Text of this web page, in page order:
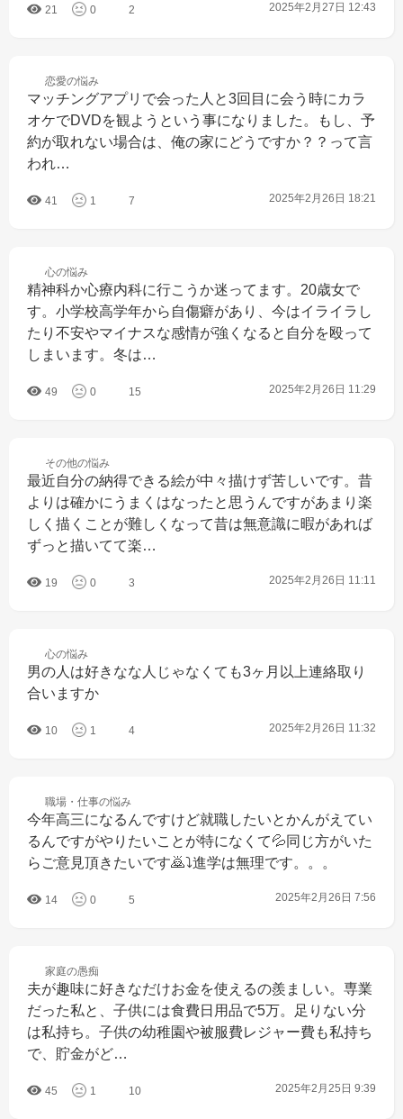
21 0 2 2025年2月27日 12:43
恋愛の悩み
マッチングアプリで会った人と3回目に会う時にカラ
オケでDVDを観ようという事になりました。もし、予
約が取れない場合は、俺の家にどうですか？？って言
われ…
41 1 7 2025年2月26日 18:21
心の悩み
精神科か心療内科に行こうか迷ってます。20歳女で
す。小学校高学年から自傷癖があり、今はイライラし
たり不安やマイナスな感情が強くなると自分を殴って
しまいます。冬は…
49 0 15 2025年2月26日 11:29
その他の悩み
最近自分の納得できる絵が中々描けず苦しいです。昔
よりは確かにうまくはなったと思うんですがあまり楽
しく描くことが難しくなって昔は無意識に暇があれば
ずっと描いてて楽…
19 0 3 2025年2月26日 11:11
心の悩み
男の人は好きなな人じゃなくても3ヶ月以上連絡取り
合いますか
10 1 4 2025年2月26日 11:32
職場・仕事の悩み
今年高三になるんですけど就職したいとかんがえてい
るんですがやりたいことが特になくて💦同じ方がいた
らご意見頂きたいです🙇‍⤵︎進学は無理です。。。
14 0 5 2025年2月26日 7:56
家庭の愚痴
夫が趣味に好きなだけお金を使えるの羨ましい。専業
だった私と、子供には食費日用品で5万。足りない分
は私持ち。子供の幼稚園や被服費レジャー費も私持ち
で、貯金がど…
45 1 10 2025年2月25日 9:39